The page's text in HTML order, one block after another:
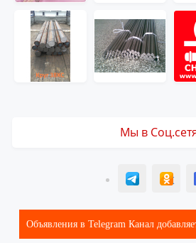
Мы в
T ОК
Объявления в Telegram Канал